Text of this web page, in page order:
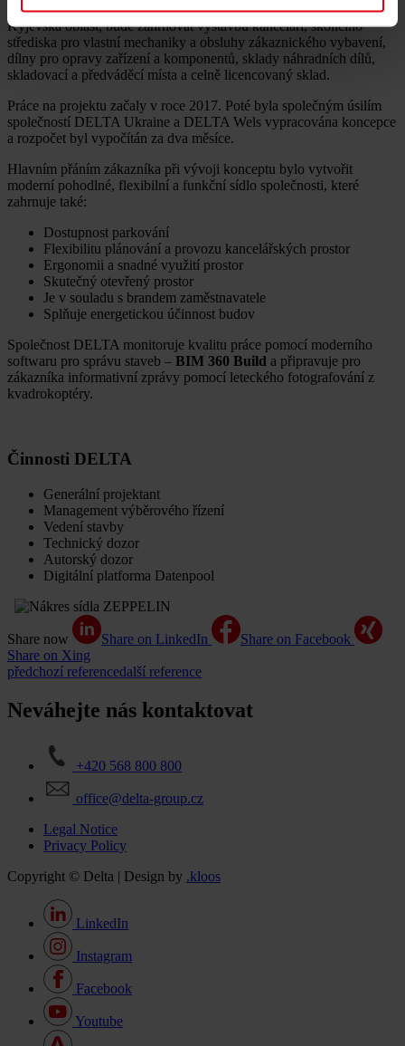
Sídlo společnosti Zeppelin, jejíž budoucí umístění bude ve Vyšně,
Kyjevská oblast, bude zahrnovat výstavbu kanceláří, školicího
střediska pro vlastní mechaniky a obsluhy zákaznického vybavení,
dílny pro opravy zařízení a komponentů, sklady náhradních dílů,
skladovací a předváděcí místa a celně licencovaný sklad.
Práce na projektu začaly v roce 2017. Poté byla společným úsilím
společností DELTA Ukraine a DELTA Wels vypracována koncepce
a rozpočet byl vypočítán za dva měsíce.
Hlavním přáním zákazníka při vývoji konceptu bylo vytvořit
moderní pohodlné, flexibilní a funkční sídlo společnosti, které
zahrnuje také:
Dostupnost parkování
Flexibilitu plánování a provozu kancelářských prostor
Ergonomii a snadné využití prostor
Skutečný otevřený prostor
Je v souladu s brandem zaměstnavatele
Splňuje energetickou účinnost budov
Společnost DELTA monitoruje kvalitu práce pomocí moderního
softwaru pro správu staveb – BIM 360 Build a připravuje pro
zákazníka informativní zprávy pomocí leteckého fotografování z
kvadrokoptéry.
Činnosti DELTA
Generální projektant
Management výběrového řízení
Vedení stavby
Technický dozor
Autorský dozor
Digitální platforma Datenpool
Share now Share on LinkedIn
Share on Facebook
Share on Xing
předchozí referencedalší reference
Neváhejte nás kontaktovat
+420 568 800 800
office@delta-group.cz
Legal Notice
Privacy Policy
Copyright © Delta | Design by .kloos
LinkedIn
Instagram
Facebook
Youtube